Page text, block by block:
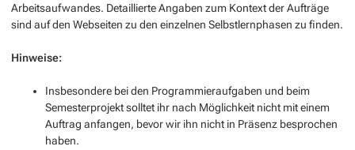
Arbeitsaufwandes. Detaillierte Angaben zum Kontext der Aufträge
sind auf den Webseiten zu den einzelnen Selbstlernphasen zu finden.
Hinweise:
Insbesondere bei den Programmieraufgaben und beim
Semesterprojekt solltet ihr nach Möglichkeit nicht mit einem
Auftrag anfangen, bevor wir ihn nicht in Präsenz besprochen
haben.